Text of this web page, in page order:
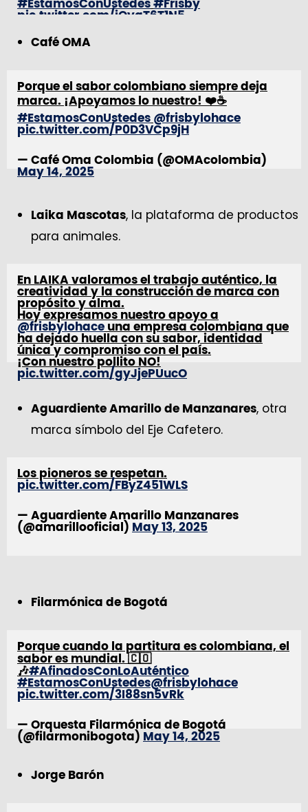
#EstamosConUstedes #Frisby
pic.twitter.com/iOyqT6T1N5
— Helados Popsy (@Helados_Popsy)
Café OMA
Porque el sabor colombiano siempre deja
marca. ¡Apoyamos lo nuestro! ❤️☕
#EstamosConUstedes @frisbylohace
pic.twitter.com/P0D3VCp9jH
— Café Oma Colombia (@OMAcolombia)
May 14, 2025
Laika Mascotas, la plataforma de productos
para animales.
En LAIKA valoramos el trabajo auténtico, la
creatividad y la construcción de marca con
propósito y alma.
Hoy expresamos nuestro apoyo a
@frisbylohace una empresa colombiana que
ha dejado huella con su sabor, identidad
única y compromiso con el país.
¡Con nuestro pollito NO!
pic.twitter.com/gyJjePUucO
— Laika Mascotas (@LaikaMascotas)May
14, 2025
Aguardiente Amarillo de Manzanares, otra
marca símbolo del Eje Cafetero.
Los pioneros se respetan.
pic.twitter.com/FByZ451WLS
— Aguardiente Amarillo Manzanares
(@amarillooficial) May 13, 2025
Filarmónica de Bogotá
Porque cuando la partitura es colombiana, el
sabor es mundial. 🇨🇴
🎶#AfinadosConLoAuténtico
#EstamosConUstedes@frisbylohace
pic.twitter.com/3I88sn5vRk
— Orquesta Filarmónica de Bogotá
(@filarmonibogota) May 14, 2025
Jorge Barón